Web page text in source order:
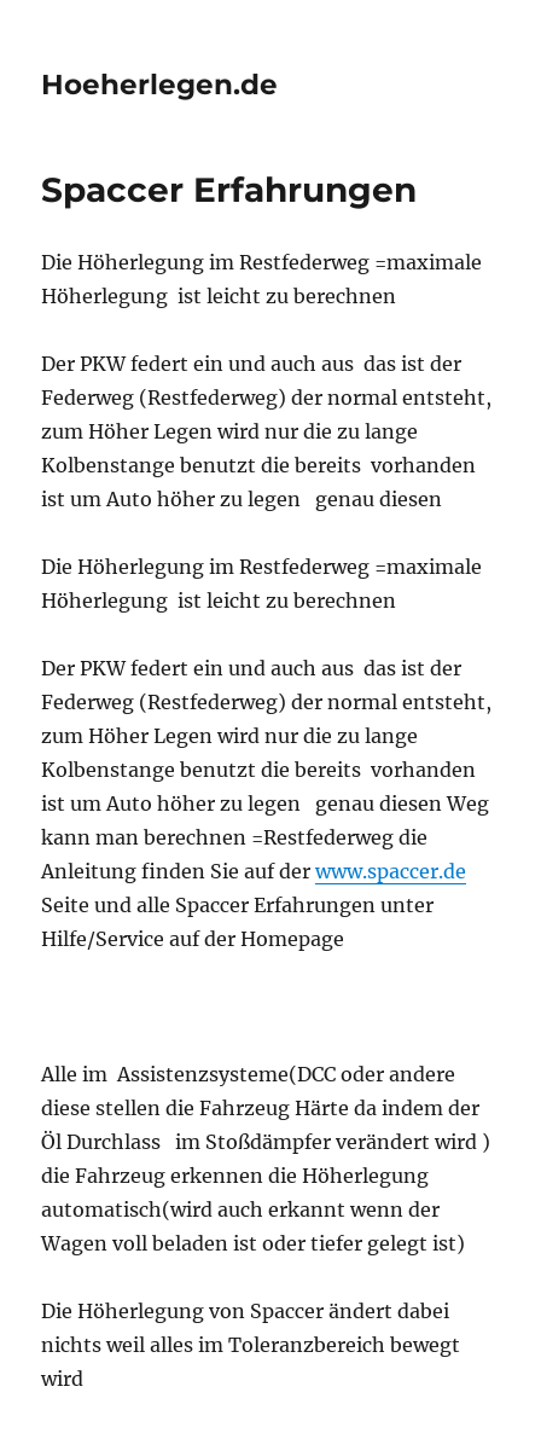
Hoeherlegen.de
Spaccer Erfahrungen
Die Höherlegung im Restfederweg =maximale
Höherlegung ist leicht zu berechnen
Der PKW federt ein und auch aus das ist der
Federweg (Restfederweg) der normal entsteht,
zum Höher Legen wird nur die zu lange
Kolbenstange benutzt die bereits vorhanden
ist um Auto höher zu legen genau diesen
Die Höherlegung im Restfederweg =maximale
Höherlegung ist leicht zu berechnen
Der PKW federt ein und auch aus das ist der
Federweg (Restfederweg) der normal entsteht,
zum Höher Legen wird nur die zu lange
Kolbenstange benutzt die bereits vorhanden
ist um Auto höher zu legen genau diesen Weg
kann man berechnen =Restfederweg die
Anleitung finden Sie auf derwww.spaccer.de
Seite und alle Spaccer Erfahrungen unter
Hilfe/Service auf der Homepage
Alle im Assistenzsysteme(DCC oder andere
diese stellen die Fahrzeug Härte da indem der
Öl Durchlass im Stoßdämpfer verändert wird )
die Fahrzeug erkennen die Höherlegung
automatisch(wird auch erkannt wenn der
Wagen voll beladen ist oder tiefer gelegt ist)
Die Höherlegung von Spaccer ändert dabei
nichts weil alles im Toleranzbereich bewegt
wird